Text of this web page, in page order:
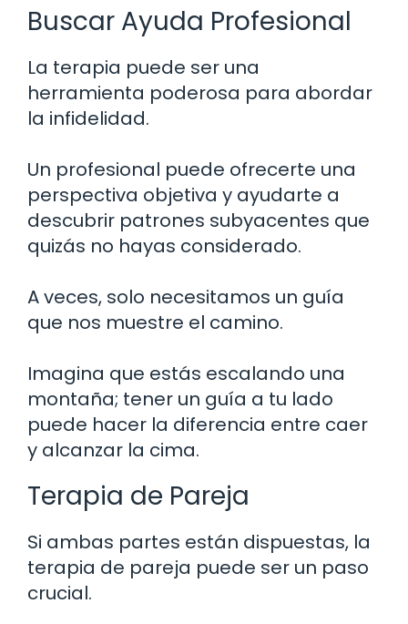
Buscar Ayuda Profesional
La terapia puede ser una
herramienta poderosa para abordar
la infidelidad.
Un profesional puede ofrecerte una
perspectiva objetiva y ayudarte a
descubrir patrones subyacentes que
quizás no hayas considerado.
A veces, solo necesitamos un guía
que nos muestre el camino.
Imagina que estás escalando una
montaña; tener un guía a tu lado
puede hacer la diferencia entre caer
y alcanzar la cima.
Terapia de Pareja
Si ambas partes están dispuestas, la
terapia de pareja puede ser un paso
crucial.